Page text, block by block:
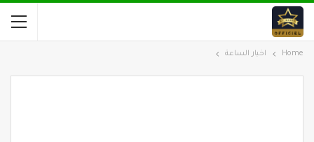
Home اخبار الساعة